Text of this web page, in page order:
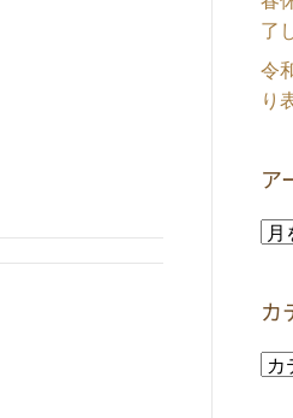
了
令
り
ア
ア
イ
ブ
カ
カ